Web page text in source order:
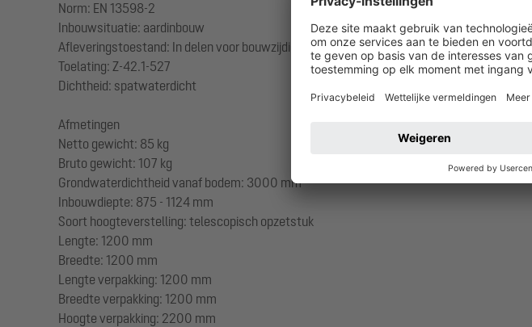
Norm: EN 13598-2
Inbouwsituatie: aardinbouw
Afleveringstoestand: In delen voor bouwzijdige montage (klimhulpen zijn voorgemonteerd)
Toelating: Z-42.1-527
Dichtheid: spatwaterdicht
Afmetingen
Netto gewicht: 85 kg
Bruto gewicht: 107 kg
Grondwaterdichtheid vanaf bodem: 3000 mm
Inbouwdiepte: 875 - 1124 mm
Soort hoogteverstelling: telescopisch opzetstuk
Lengte: 1200 mm
Breedte: 1200 mm
Lengte verpakking: 1200 mm
Breedte verpakking: 1200 mm
Hoogte verpakking: 2200 mm